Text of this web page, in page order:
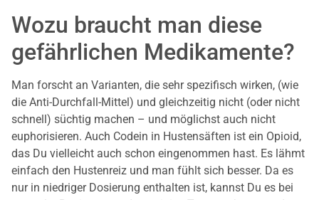
Wozu braucht man diese
gefährlichen Medikamente?
Man forscht an Varianten, die sehr spezifisch wirken, (wie
die Anti-Durchfall-Mittel) und gleichzeitig nicht (oder nicht
schnell) süchtig machen – und möglichst auch nicht
euphorisieren. Auch Codein in Hustensäften ist ein Opioid,
das Du vielleicht auch schon eingenommen hast. Es lähmt
einfach den Hustenreiz und man fühlt sich besser. Da es
nur in niedriger Dosierung enthalten ist, kannst Du es bei